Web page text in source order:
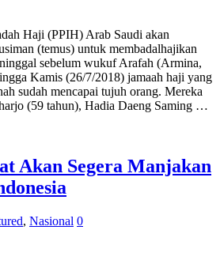
Haji (PPIH) Arab Saudi akan
(temus) untuk membadalhajikan
sebelum wukuf Arafah (Armina,
Kamis (26/7/2018) jamaah haji yang
sudah mencapai tujuh orang. Mereka
(59 tahun), Hadia Daeng Saming …
Akan Segera Manjakan
, Nasional 0